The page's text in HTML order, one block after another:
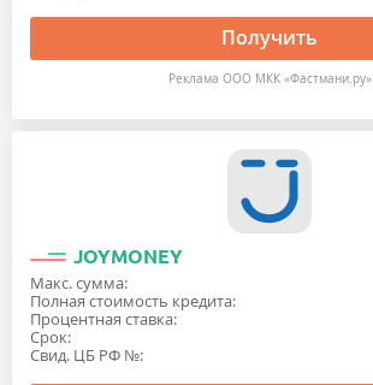
Получить
Реклама ООО МКК «Фастмани.ру»
JOYMONEY
Макс. сумма:
Полная стоимость кредита:
Процентная ставка:
Срок:
Свид. ЦБ РФ №: